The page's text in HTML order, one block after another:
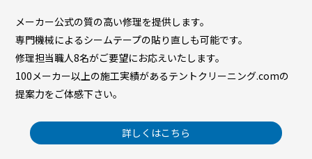
メーカー公式の質の高い修理を提供します。
専門機械によるシームテープの貼り直しも可能です。
修理担当職人8名がご要望にお応えいたします。
100メーカー以上の施工実績があるテントクリーニング.comの
提案力をご体感下さい。
詳しくはこちら